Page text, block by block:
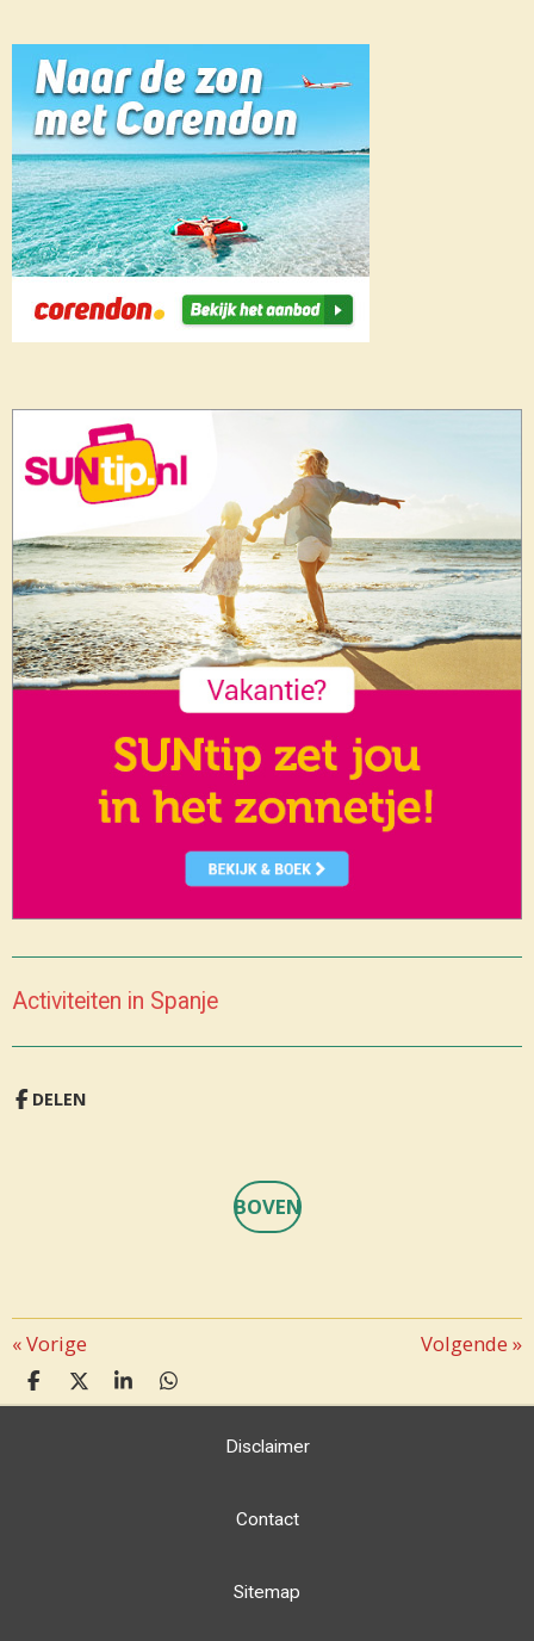
Activiteiten in Spanje
DELEN
BOVEN
«Vorige Volgende »
D
E
D
E
S
H
D
E
Disclaimer
Contact
Sitemap